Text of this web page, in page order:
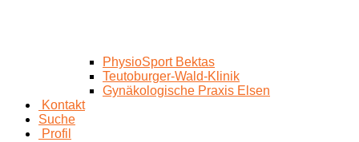
PhysioSport Bektas
Teutoburger-Wald-Klinik
Gynäkologische Praxis Elsen
Kontakt
Suche
Profil